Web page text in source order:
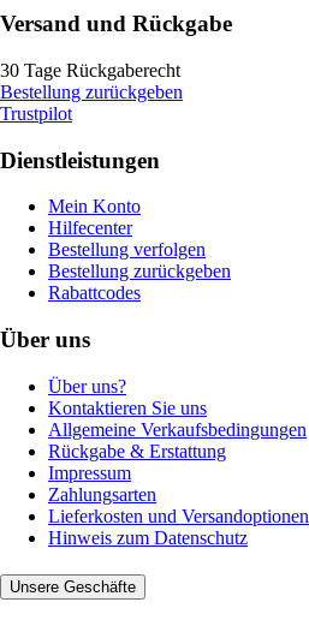
Versand und Rückgabe
30 Tage Rückgaberecht
Bestellung zurückgeben
Trustpilot
Dienstleistungen
Mein Konto
Hilfecenter
Bestellung verfolgen
Bestellung zurückgeben
Rabattcodes
Über uns
Über uns?
Kontaktieren Sie uns
Allgemeine Verkaufsbedingungen
Rückgabe & Erstattung
Impressum
Zahlungsarten
Lieferkosten und Versandoptionen
Hinweis zum Datenschutz
Unsere Geschäfte